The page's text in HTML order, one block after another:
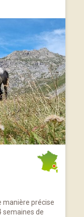
manière précise
semaines de